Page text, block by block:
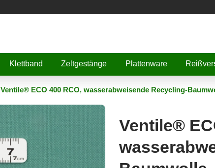
Klettband Zeltgestänge Plattenware
Ventile® ECO 400 RCO, wasserabweisende Recycling-
Ventile®